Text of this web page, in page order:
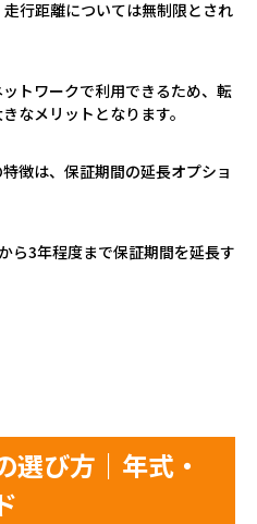
行距離については無制限とされ
トワークで利用できるため、転
なメリットとなります。
徴は、保証期間の延長オプショ
ら3年程度まで保証期間を延長す
選び方｜年式・